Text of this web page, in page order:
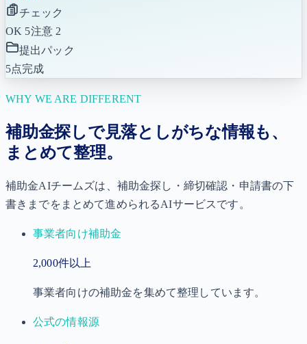
チェック
OK 5注意 2
提出パック
5点完成
WHY WE ARE DIFFERENT
補助金探しで見落としがちな情報も、
まとめて整理。
補助金AIチームズは、補助金探し・締切確認・申請書の下
書きまでをまとめて進められるAIサービスです。
事業者向け補助金
2,000件以上
事業者向けの補助金を集めて整理しています。
公式の情報源